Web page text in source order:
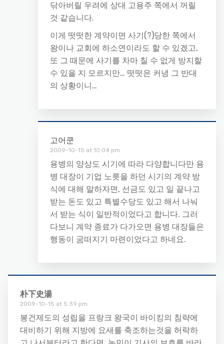
닦아버릴 우려에 상대 고용주 쪽에서 꺼릴
것 같습니다.
이게 떳떳한 계약이면 사기(?)당한 쪽에서
왕이나 교회에 하소연이라도 할 수 있겠고,
또 그 때문에 사기를 차마 칠 수 없게 방지할
수 있을 지 모르지만… 떳떳은 커녕 그 반대
의 상황이니…
고어쿤
2009-10-15 at 10:04 pm
용병의 양상도 시기에 따라 다양합니다만 용
병 대장이 기업 노릇을 하던 시기의 계약 방
식에 대해 말하자면, 선금도 있고 일 끝나고
받는 돈도 있고 특별수당도 있고 해서 나눠
서 받는 식이 일반적이었다고 합니다. 그러
다보니 계약 종료가 다가오면 용병 대장들은
행동이 굼떠지기 마련이었다고 하네요.
朴下史湯
2009-10-15 at 5:39 pm
봉건제도의 성립을 프랑크 왕국이 바이킹의 침략에
대비하기 위해 지방에 요새를 축조하는것을 허락하